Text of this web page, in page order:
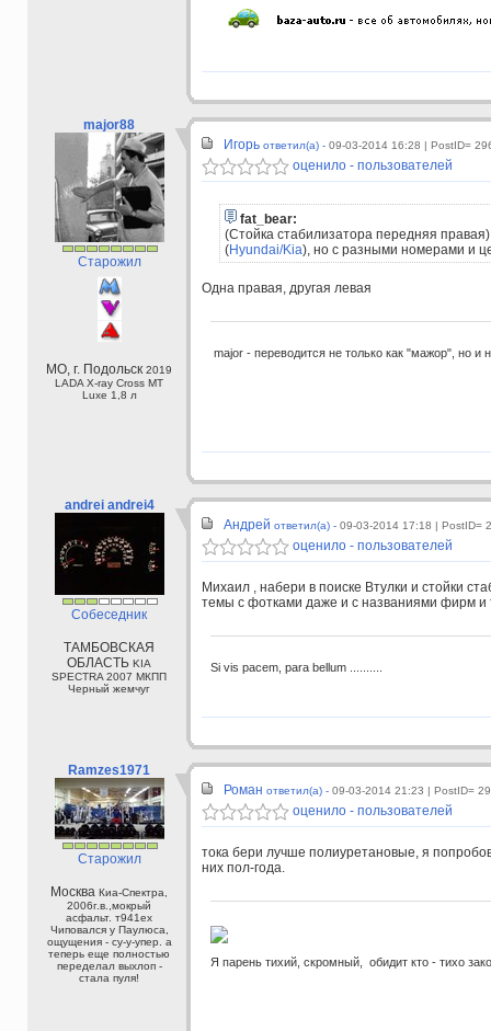
major88
Старожил
МО, г. Подольск 2019
LADA X-ray Cross МТ
Luxe 1,8 л
Игорь ответил(а) - 09-03-2014 16:28 | PostID=
оценило - пользователей
fat_bear:
(Стойка стабилизатора передняя правая
(Hyundai/Kia), но с разными номерами и
Одна правая, другая левая
major - переводится не только как "мажор", но и
andrei andrei4
Собеседник
ТАМБОВСКАЯ
ОБЛАСТЬ KIA
SPECTRA 2007 МКПП
Черный жемчуг
Андрей ответил(а) - 09-03-2014 17:18 | PostID=
оценило - пользователей
Михаил , набери в поиске Втулки и стойки
темы с фотками даже и с названиями фирм и
Si vis pacem, para bellum ..........
Ramzes1971
Старожил
Москва Киа-Спектра,
2006г.в.,мокрый
асфальт. т941ех
Чиповался у Паулюса,
ощущения - су-у-упер. а
теперь еще полностью
переделал выхлоп -
стала пуля!
Роман ответил(а) - 09-03-2014 21:23 | PostID=
оценило - пользователей
тока бери лучше полиуретановые, я
них пол-года.
Я парень тихий, скромный, обидит кто - тихо